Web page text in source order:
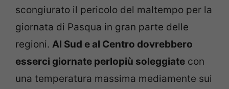
scongiurato il pericolo del maltempo per la
giornata di Pasqua in gran parte delle
regioni. Al Sud e al Centro dovrebbero
esserci giornate perlopiù soleggiate con
una temperatura massima mediamente sui